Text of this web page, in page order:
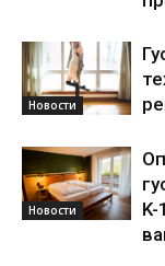
Новости
Новости